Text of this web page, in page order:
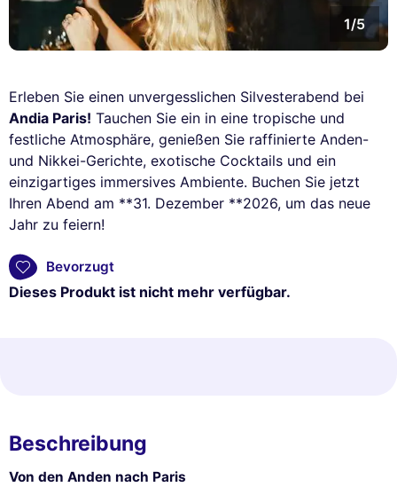
1/5
Erleben Sie einen unvergesslichen Silvesterabend bei
Andia Paris! Tauchen Sie ein in eine tropische und
festliche Atmosphäre, genießen Sie raffinierte Anden-
und Nikkei-Gerichte, exotische Cocktails und ein
einzigartiges immersives Ambiente. Buchen Sie jetzt
Ihren Abend am **31. Dezember **2026, um das neue
Jahr zu feiern!
Bevorzugt
Dieses Produkt ist nicht mehr verfügbar.
Beschreibung
Von den Anden nach Paris